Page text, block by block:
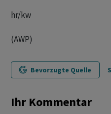
hr/kw
(AWP)
Bevorzugte Quelle
Ihr Kommentar